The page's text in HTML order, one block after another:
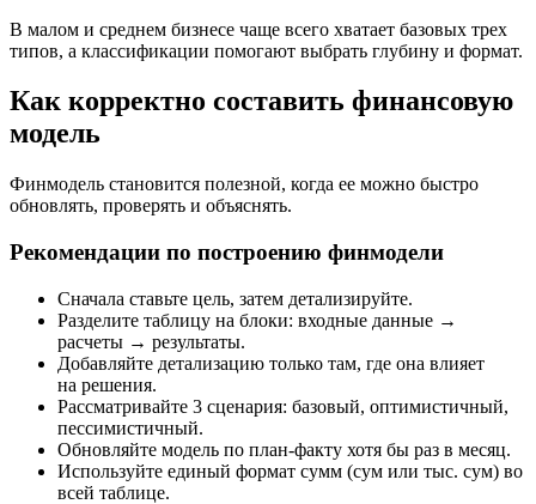
В малом и среднем бизнесе чаще всего хватает базовых трех
типов, а классификации помогают выбрать глубину и формат.
Как корректно составить финансовую
модель
Финмодель становится полезной, когда ее можно быстро
обновлять, проверять и объяснять.
Рекомендации по построению финмодели
Сначала ставьте цель, затем детализируйте.
Разделите таблицу на блоки: входные данные →
расчеты → результаты.
Добавляйте детализацию только там, где она влияет
на решения.
Рассматривайте 3 сценария: базовый, оптимистичный,
пессимистичный.
Обновляйте модель по план-факту хотя бы раз в месяц.
Используйте единый формат сумм (сум или тыс. сум) во
всей таблице.